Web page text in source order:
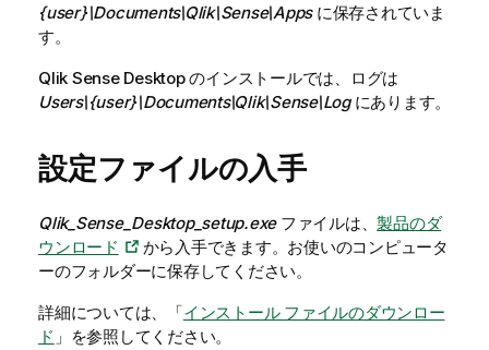
{user}\Documents\Qlik\Sense\Appsに保存されていま
す。
Qlik Sense Desktopのインストールでは、ログは
Users\{user}\Documents\Qlik\Sense\Logにあります。
設定ファイルの入手
Qlik_Sense_Desktop_setup.exeファイルは、製品のダ
ウンロード
から入手できます。お使いのコンピュータ
ーのフォルダーに保存してください。
詳細については、「インストール ファイルのダウンロー
ド 」を参照してください。